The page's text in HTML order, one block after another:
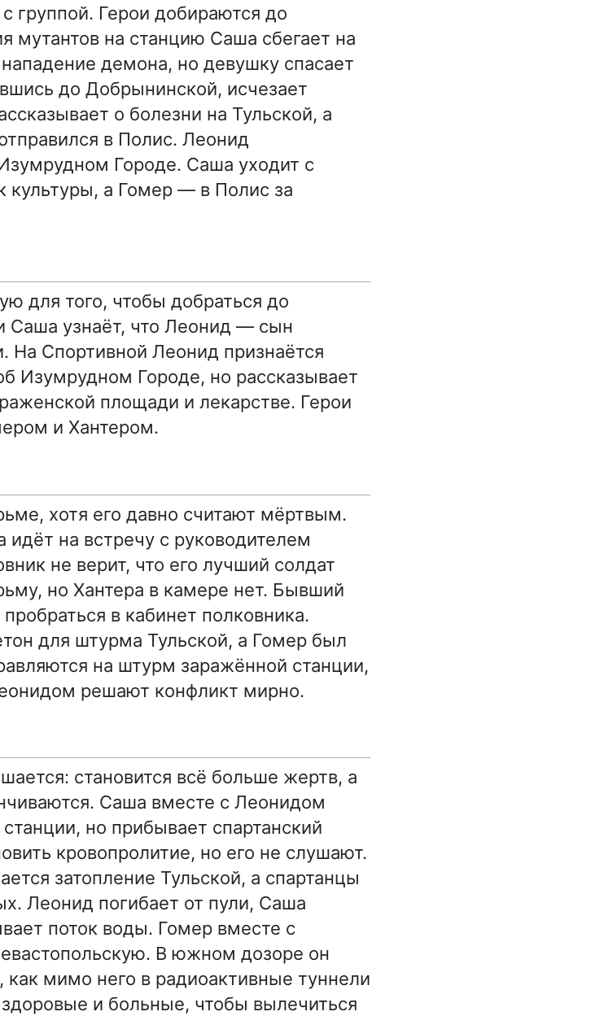
группой. Герои добираются до
мутантов на станцию Саша сбегает на
демона, но девушку спасает
до Добрынинской, исчезает
о болезни на Тульской, а
в Полис. Леонид
Городе. Саша уходит с
культуры, а Гомер — в Полис за
для того, чтобы добраться до
Саша узнаёт, что Леонид — сын
На Спортивной Леонид признаётся
Изумрудном Городе, но рассказывает
площади и лекарстве. Герои
и Хантером.
хотя его давно считают мёртвым.
идёт на встречу с руководителем
не верит, что его лучший солдат
но Хантера в камере нет. Бывший
в кабинет полковника.
для штурма Тульской, а Гомер был
на штурм заражённой станции,
решают конфликт мирно.
становится всё больше жертв, а
Саша вместе с Леонидом
но прибывает спартанский
кровопролитие, но его не слушают.
затопление Тульской, а спартанцы
Леонид погибает от пули, Саша
поток воды. Гомер вместе с
В южном дозоре он
мимо него в радиоактивные туннели
и больные, чтобы вылечиться